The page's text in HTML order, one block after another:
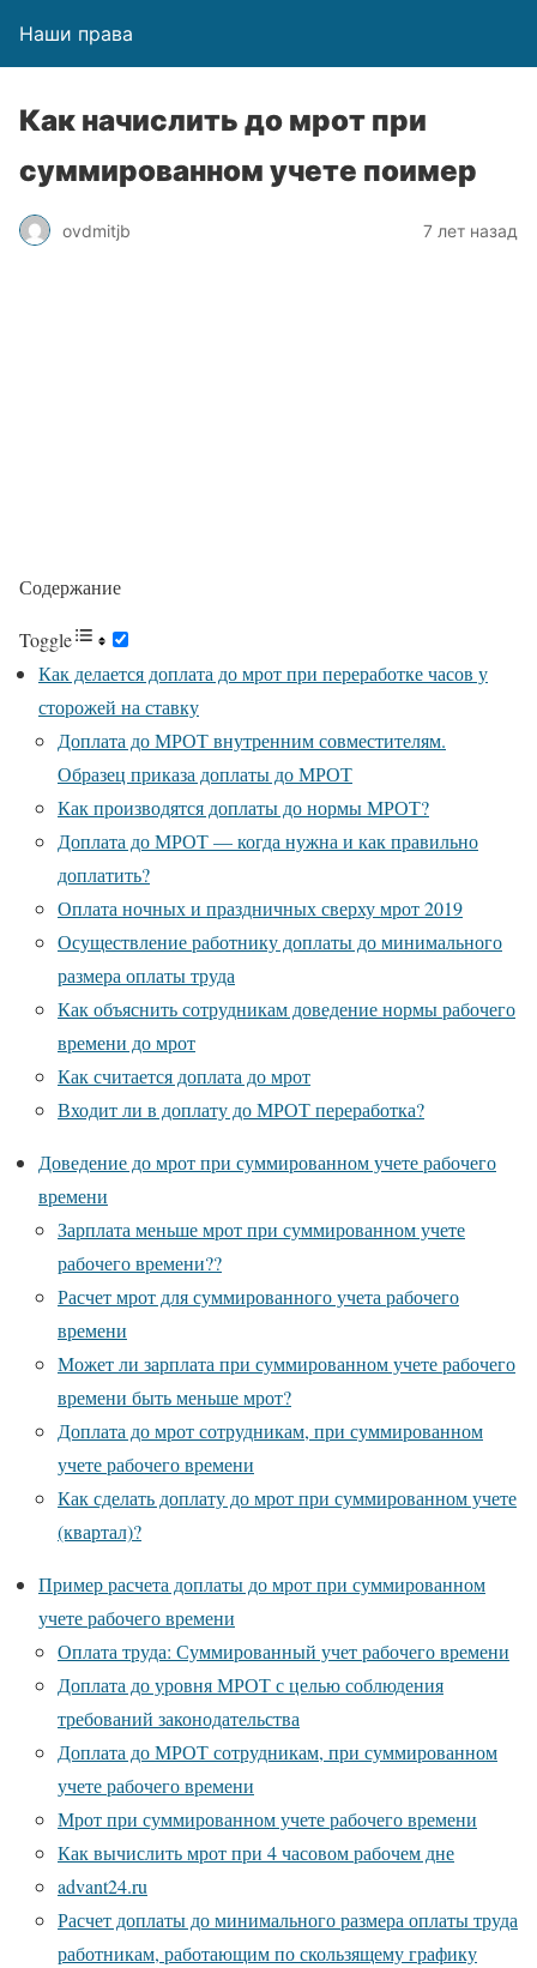
Наши права
Как начислить до мрот при
суммированном учете поимер
ovdmitjb 7 лет назад
Содержание
Toggle
Как делается доплата до мрот при переработке часов у
сторожей на ставку
Доплата до МРОТ внутренним совместителям.
Образец приказа доплаты до МРОТ
Как производятся доплаты до нормы МРОТ?
Доплата до МРОТ — когда нужна и как правильно
доплатить?
Оплата ночных и праздничных сверху мрот 2019
Осуществление работнику доплаты до минимального
размера оплаты труда
Как объяснить сотрудникам доведение нормы рабочего
времени до мрот
Как считается доплата до мрот
Входит ли в доплату до МРОТ переработка?
Доведение до мрот при суммированном учете рабочего
времени
Зарплата меньше мрот при суммированном учете
рабочего времени??
Расчет мрот для суммированного учета рабочего
времени
Может ли зарплата при суммированном учете рабочего
времени быть меньше мрот?
Доплата до мрот сотрудникам, при суммированном
учете рабочего времени
Как сделать доплату до мрот при суммированном учете
(квартал)?
Пример расчета доплаты до мрот при суммированном
учете рабочего времени
Оплата труда: Суммированный учет рабочего времени
Доплата до уровня МРОТ с целью соблюдения
требований законодательства
Доплата до МРОТ сотрудникам, при суммированном
учете рабочего времени
Мрот при суммированном учете рабочего времени
Как вычислить мрот при 4 часовом рабочем дне
advant24.ru
Расчет доплаты до минимального размера оплаты труда
работникам, работающим по скользящему графику